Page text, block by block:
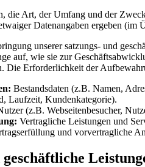
die Art, der Umfang und der
Datenangaben ergeben
unserer satzungs- und
auf, wie sie zur
Die Erforderlichkeit der
Bestandsdaten (z.B. Namen,
Laufzeit, Kundenkategorie).
(z.B. Webseitenbesucher,
Vertragliche Leistungen und
und vorvertragliche